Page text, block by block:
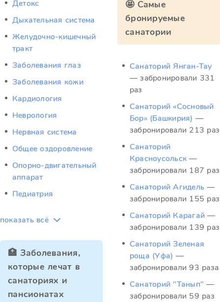
Детокс
Дыхательная система
Желудочно-кишечный
тракт
Заболевания глаз
Заболевания кожи
Кардиология
Неврология
Нервная система
Общее оздоровление
Опорно-двигательный
аппарат
Педиатрия
показать всё
🏥 Заболевания,
которые лечат в
санаториях и
пансионатах
🤩 Самые
бронируемые
санатории
Санаторий Янган-Тау
— забронировали 331
раз
Санаторий «Сосновый
Бор» (Башкирия) —
забронировали 213 раз
Санаторий
Красноусольск —
забронировали 187 раз
Санаторий Агидель —
забронировали 155 раз
Санаторий Карагай —
забронировали 139 раз
Санаторий Зеленая
роща (Уфа) —
забронировали 93 раза
Санаторий "Танып" —
забронировали 59 раз